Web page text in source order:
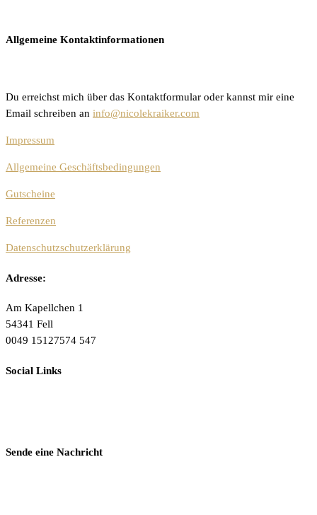
Allgemeine Kontaktinformationen
Du erreichst mich über das Kontaktformular oder kannst mir eine
Email schreiben an info@nicolekraiker.com
Impressum
Allgemeine Geschäftsbedingungen
Gutscheine
Referenzen
Datenschutzschutzerklärung
Adresse:
Am Kapellchen 1
54341 Fell
0049 15127574 547
Social Links
Sende eine Nachricht